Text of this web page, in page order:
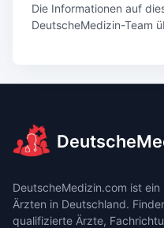
Die Informationen auf
DeutscheMedizin-Team
DeutscheMedizin.com ist
Ärzten in Deutschland.
qualifizierte Ärzte,